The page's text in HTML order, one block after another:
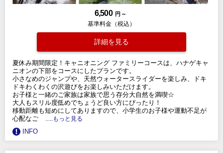
6,500 円 ～
基準料金（税込）
詳細を見る
夏休み期間限定！キャニオニング ファミリーコースは、ハナゲキャ
ニオンの下部をコースにしたプランです。
小さなめのジャンプや、天然ウォータースライダーを楽しみ、ドキ
ドキわくわくの沢遊びをお楽しみいただけます。
お子様と一緒のご家族は家族で思う存分大自然を満喫☆
大人もスリル度低めでちょうど良い方にぴったり！
移動距離も短めにしてありますので、小学生のお子様や運動不足が
心配なご
.....もっと見る
INFO